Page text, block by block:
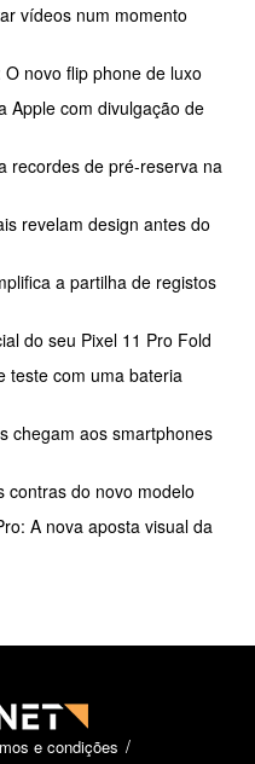
vídeos num momento
novo flip phone de luxo
Apple com divulgação de
recordes de pré-reserva na
revelam design antes do
a partilha de registos
do seu Pixel 11 Pro Fold
teste com uma bateria
chegam aos smartphones
contras do novo modelo
A nova aposta visual da
e condições